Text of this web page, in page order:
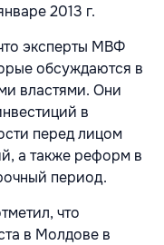
2013 г.
эксперты МВФ
обсуждаются в
властями. Они
в
перед лицом
а также реформ в
период.
что
в Молдове в